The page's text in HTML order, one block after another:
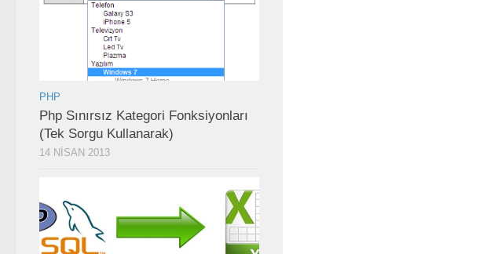
PHP
Php Sınırsız Kategori Fonksiyonları
(Tek Sorgu Kullanarak)
14 NISAN 2013